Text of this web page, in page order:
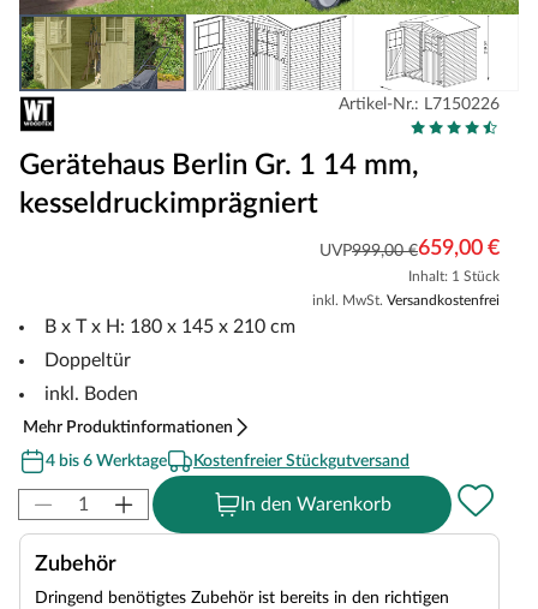
Artikel-Nr.: L7150226
Gerätehaus Berlin Gr. 1 14 mm,
kesseldruckimprägniert
UVP999,00 €659,00 €
Inhalt: 1 Stück
inkl. MwSt. Versandkostenfrei
B x T x H: 180 x 145 x 210 cm
Doppeltür
inkl. Boden
Mehr Produktinformationen
4 bis 6 Werktage
Kostenfreier Stückgutversand
In den Warenkorb
Zubehör
Dringend benötigtes Zubehör ist bereits in den richtigen